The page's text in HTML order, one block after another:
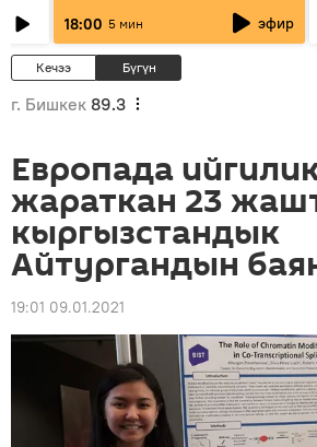
18:00 5 мин эфир
Кечээ Бүгүн
г. Бишкек 89.3
Европада
жараткан 23
кыргызстандык
Айтургандын
19:01 09.01.2021